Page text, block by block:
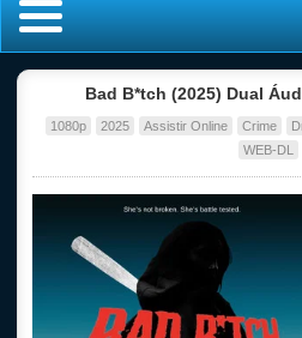
Home
Top
Top
Bad B*tch (2025) Dual
1080p 2025 Assistir Online Crime
WEB-DL